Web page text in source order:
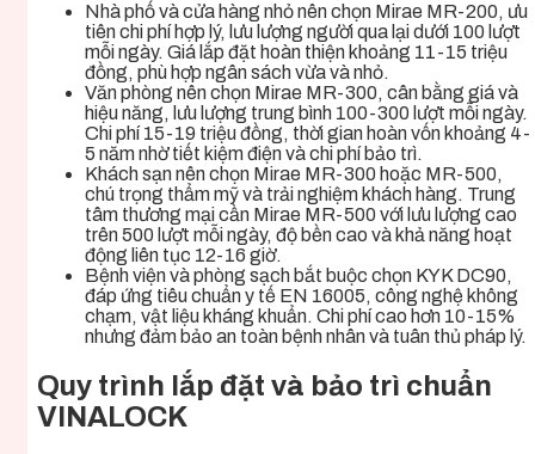
Nhà phố và cửa hàng nhỏ nên chọn Mirae MR-200, ưu
tiên chi phí hợp lý, lưu lượng người qua lại dưới 100 lượt
mỗi ngày. Giá lắp đặt hoàn thiện khoảng 11-15 triệu
đồng, phù hợp ngân sách vừa và nhỏ.
Văn phòng nên chọn Mirae MR-300, cân bằng giá và
hiệu năng, lưu lượng trung bình 100-300 lượt mỗi ngày.
Chi phí 15-19 triệu đồng, thời gian hoàn vốn khoảng 4-
5 năm nhờ tiết kiệm điện và chi phí bảo trì.
Khách sạn nên chọn Mirae MR-300 hoặc MR-500,
chú trọng thẩm mỹ và trải nghiệm khách hàng. Trung
tâm thương mại cần Mirae MR-500 với lưu lượng cao
trên 500 lượt mỗi ngày, độ bền cao và khả năng hoạt
động liên tục 12-16 giờ.
Bệnh viện và phòng sạch bắt buộc chọn KYK DC90,
đáp ứng tiêu chuẩn y tế EN 16005, công nghệ không
chạm, vật liệu kháng khuẩn. Chi phí cao hơn 10-15%
nhưng đảm bảo an toàn bệnh nhân và tuân thủ pháp lý.
Quy trình lắp đặt và bảo trì chuẩn
VINALOCK